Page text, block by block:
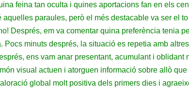
feina tan oculta i quines aportacions fan en els
paraules, però el més destacable va ser el
Després, em va comentar quina preferència tenia
minuts després, la situació es repetia amb
ens vam anar presentant, acumulant i oblidant
visual actuen i atorguen informació sobre allò
global molt positiva dels primers dies i